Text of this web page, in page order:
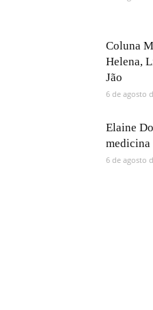
Coluna
Helena,
Jão
6 de agosto
Elaine
medicina
6 de agosto